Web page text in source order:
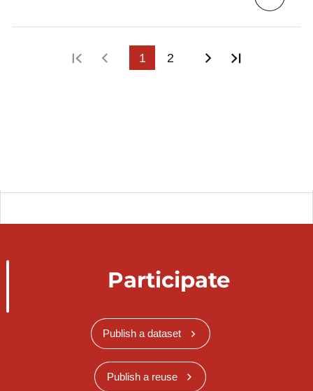
First pagePrevious page
1 2 Next page
Participate
Publish a dataset
Publish a reuse